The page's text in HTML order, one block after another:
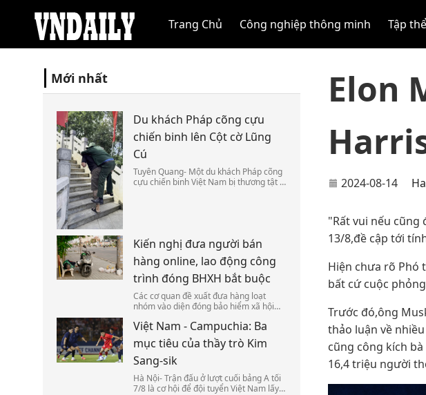
Trang Chủ Công nghiệp thông minh Tập
Mới nhất
Du khách Pháp cõng cựu
chiến binh lên Cột cờ Lũng
Cú
Tuyên Quang- Một du khách Pháp cõng
cựu chiến binh Việt Nam bị thương tật ở
Kiến nghị đưa người bán
hàng online, lao động công
trình đóng BHXH bắt buộc
Các cơ quan đề xuất đưa hàng loạt
nhóm vào diện đóng bảo hiểm xã hội
công nghệ, làm việc tại công trình xây
dựng, người bán vé số.
Việt Nam - Campuchia: Ba
mục tiêu của thầy trò Kim
Sang-sik
Hà Nội- Trận đấu ở lượt cuối bảng A tối
7/8 là cơ hội để đội tuyển Việt Nam lấy
Elon
2024-08-14
"Rất vui nếu cũng
13/8,đề cập tới
Hiện chưa rõ Phó
bất cứ cuộc
Trước đó,ông
thảo luận về
cũng công kích
16,4 triệu người